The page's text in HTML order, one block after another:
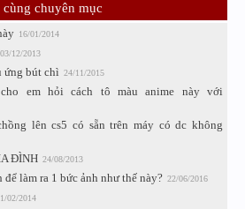
chuyên mục
16/01/2014
03/12/2013
ứng bút chì 24/11/2015
em hỏi cách tô màu anime này với
lên cs5 có sẵn trên máy có dc không
ĐÌNH 24/08/2013
để làm ra 1 bức ảnh như thế này? 22/06/2016
02/2014